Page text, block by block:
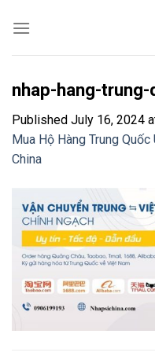
nhap-hang-
Published July 16, 2024
Mua Hộ Hàng Trung
China